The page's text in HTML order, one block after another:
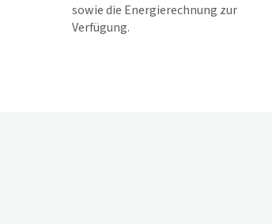
sowie die Ener­gierechnung zur
Verfügung.